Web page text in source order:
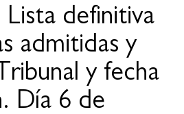
Lista definitiva
admitidas y
y fecha
Día 6 de